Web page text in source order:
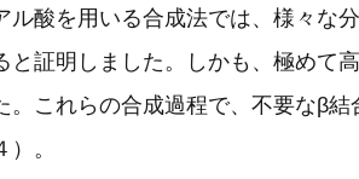
ル酸を用いる合成法では、様々な
と証明しました。しかも、極めて
。これらの合成過程で、不要なβ
。